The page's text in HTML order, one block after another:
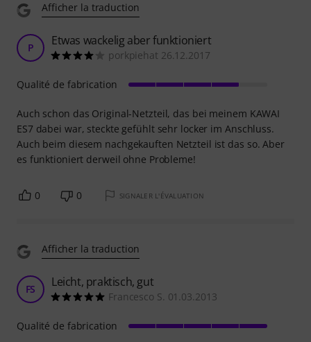
Afficher la traduction
P Etwas wackelig aber funktioniert
porkpiehat 26.12.2017
Auch schon das Original-Netzteil, das bei meinem KAWAI
ES7 dabei war, steckte gefühlt sehr locker im Anschluss.
Auch beim diesem nachgekauften Netzteil ist das so. Aber
es funktioniert derweil ohne Probleme!
Qualité de fabrication
0 0 SIGNALER L'ÉVALUATION
Afficher la traduction
FS Leicht, praktisch, gut
Francesco S. 01.03.2013
Qualité de fabrication